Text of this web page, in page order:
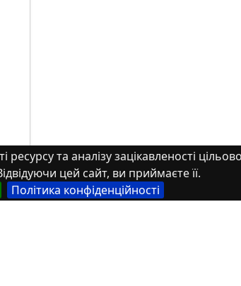
та аналізу зацікавленості
цей сайт, ви приймаєте її.
Політика конфіденційності